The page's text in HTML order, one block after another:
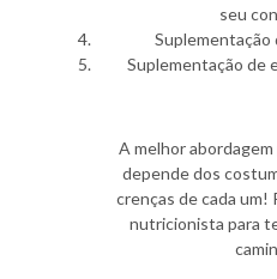
seu
Suplementação de
A melhor
depende dos
crenças de cada um!
nutricionista para